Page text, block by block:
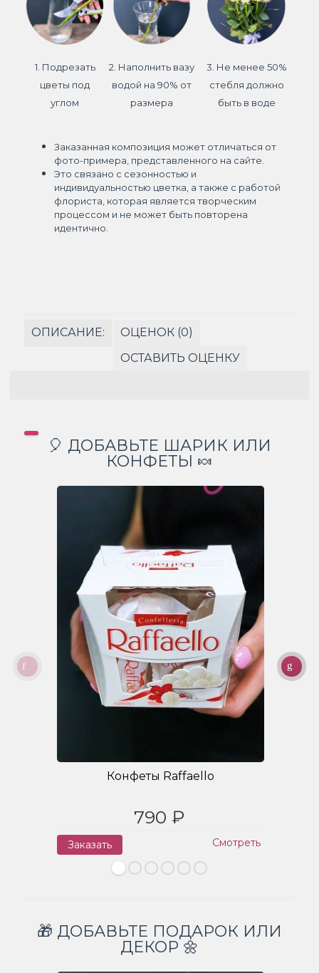
1. Подрезать
цветы под
углом
2. Наполнить вазу
водой на 90% от
размера
3. Не менее 50%
стебля должно
быть в воде
Заказанная композиция может отличаться от
фото-примера, представленного на сайте.
Это связано с сезонностью и
индивидуальностью цветка, а также с работой
флориста, которая является творческим
процессом и не может быть повторена
идентично.
ОПИСАНИЕ:
ОЦЕНОК (0)
ОСТАВИТЬ ОЦЕНКУ
🎈 ДОБАВЬТЕ ШАРИК ИЛИ
КОНФЕТЫ 🍬
Конфеты Raffaello
790 ₽
Заказать Смотреть
🎁 ДОБАВЬТЕ ПОДАРОК ИЛИ
ДЕКОР 🌼